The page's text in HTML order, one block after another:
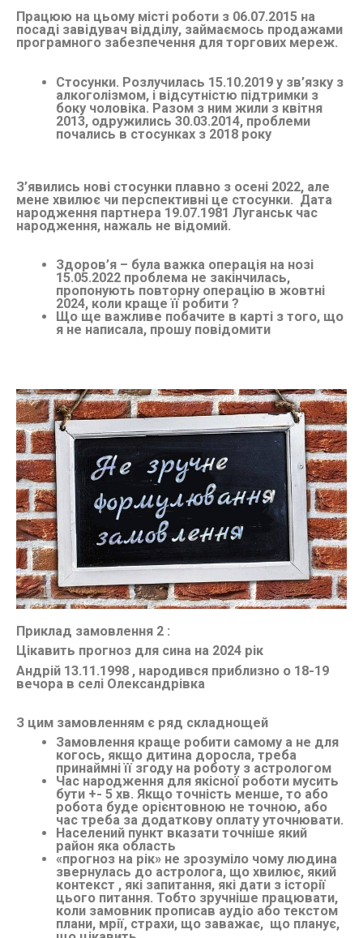
Працюю на цьому місті роботи з 06.07.2015 на
посаді завідувач відділу, займаємось продажами
програмного забезпечення для торгових мереж.
Стосунки. Розлучилась 15.10.2019 у зв’язку з
алкоголізмом, і відсутністю підтримки з
боку чоловіка. Разом з ним жили з квітня
2013, одружились 30.03.2014, проблеми
почались в стосунках з 2018 року
З’явились нові стосунки плавно з осені 2022, але
мене хвилює чи перспективні це стосунки. Дата
народження партнера 19.07.1981 Луганськ час
народження, нажаль не відомий.
Здоров’я – була важка операція на нозі
15.05.2022 проблема не закінчилась,
пропонують повторну операцію в жовтні
2024, коли краще її робити ?
Що ще важливе побачите в карті з того, що
я не написала, прошу повідомити
Приклад замовлення 2 :
Цікавить прогноз для сина на 2024 рік
Андрій 13.11.1998 , народився приблизно о 18-19
вечора в селі Олександрівка
З цим замовленням є ряд складнощей
Замовлення краще робити самому а не для
когось, якщо дитина доросла, треба
принаймні її згоду на роботу з астрологом
Час народження для якісної роботи мусить
бути +- 5 хв. Якщо точність менше, то або
робота буде орієнтовною не точною, або
час треба за додаткову оплату уточнювати.
Населений пункт вказати точніше який
район яка область
«прогноз на рік» не зрозуміло чому людина
звернулась до астролога, що хвилює, який
контекст , які запитання, які дати з історії
цього питання. Тобто зручніше працювати,
коли замовник прописав аудіо або текстом
плани, мрії, страхи, що заважає, що планує,